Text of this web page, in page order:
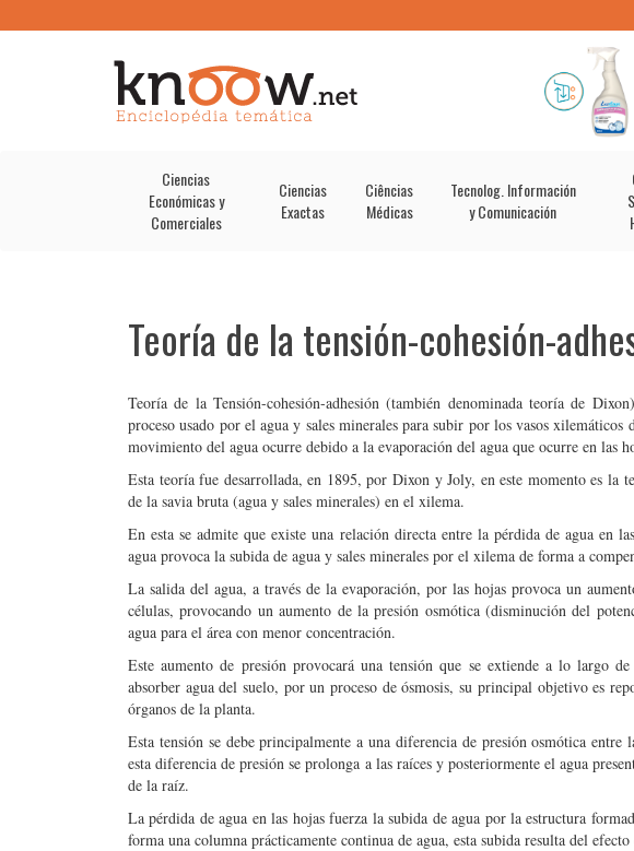
Ciencias
Económicas y
Comerciales
Ciencias
Exactas
Ciências
Médicas
Tecnolog. Información
y Comunicación
Teoría de la tensión-cohesión-
Teoría de la Tensión-cohesión-adhesión (también denominada teoría de
proceso usado por el agua y sales minerales para subir por los vasos xilemáticos
movimiento del agua ocurre debido a la evaporación del agua que ocurre en las
Esta teoría fue desarrollada, en 1895, por Dixon y Joly, en este momento es la
de la savia bruta (agua y sales minerales) en el xilema.
En esta se admite que existe una relación directa entre la pérdida de agua en
agua provoca la subida de agua y sales minerales por el xilema de forma a
La salida del agua, a través de la evaporación, por las hojas provoca un
células, provocando un aumento de la presión osmótica (disminución del
agua para el área con menor concentración.
Este aumento de presión provocará una tensión que se extiende a lo largo
absorber agua del suelo, por un proceso de ósmosis, su principal objetivo es
órganos de la planta.
Esta tensión se debe principalmente a una diferencia de presión osmótica
esta diferencia de presión se prolonga a las raíces y posteriormente el agua
de la raíz.
La pérdida de agua en las hojas fuerza la subida de agua por la estructura
forma una columna prácticamente continua de agua, esta subida resulta del